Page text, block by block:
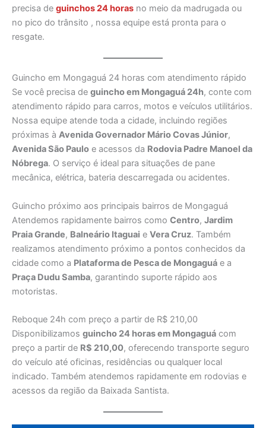
precisa de guinchos 24 horas no meio da madrugada ou
no pico do trânsito , nossa equipe está pronta para o
resgate.
Guincho em Mongaguá 24 horas com atendimento rápido
Se você precisa de guincho em Mongaguá 24h, conte com
atendimento rápido para carros, motos e veículos utilitários.
Nossa equipe atende toda a cidade, incluindo regiões
próximas à Avenida Governador Mário Covas Júnior,
Avenida São Paulo e acessos da Rodovia Padre Manoel da
Nóbrega. O serviço é ideal para situações de pane
mecânica, elétrica, bateria descarregada ou acidentes.
Guincho próximo aos principais bairros de Mongaguá
Atendemos rapidamente bairros como Centro, Jardim
Praia Grande, Balneário Itaguai e Vera Cruz. Também
realizamos atendimento próximo a pontos conhecidos da
cidade como a Plataforma de Pesca de Mongaguá e a
Praça Dudu Samba, garantindo suporte rápido aos
motoristas.
Reboque 24h com preço a partir de R$ 210,00
Disponibilizamos guincho 24 horas em Mongaguá com
preço a partir de R$ 210,00, oferecendo transporte seguro
do veículo até oficinas, residências ou qualquer local
indicado. Também atendemos rapidamente em rodovias e
acessos da região da Baixada Santista.